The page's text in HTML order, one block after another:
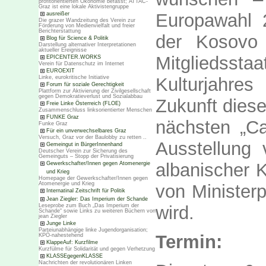
profitorientierten Ökonomie befasst; ATTAC-
Graz ist eine lokale Aktivistengruppe
ausreißer
Die grazer Wandzeitung des Verein zur
Förderung von Medienvielfalt und freier
Berichterstattung
Blog für Science & Politik
Darstellung alternativer Interpretationen
aktueller Ereignisse
EPICENTER.WORKS
Verein für Datenschutz im Internet
EUROEXIT
Linke, eurokritische Initiative
Forum für soziale Gerechtigkeit
Plattform zur Aktivierung der Zivilgesellschaft
gegen Demokratieverlust und Sozialabbau
Freie Linke Österreich (FLOE)
Zusammenschluss linksorientierter Menschen
FUNKE Graz
Funke Graz
Für ein unverwechselbares Graz
Versuch, Graz vor der Baulobby zu retten ..
Gemeingut in BürgerInnenhand
Deutscher Verein zur Sicherung des
Gemeinguts – Stopp der Privatisierung
Gewerkschafter/Innen gegen Atomenergie
und Krieg
Homepage der Gewerkschafter/Innen gegen
Atomenergie und Krieg
Internatinal Zeitschrift für Politik
Jean Ziegler: Das Imperium der Schande
Leseprobe zum Buch „Das Imperium der
Schande“ sowie Links zu weiteren Büchern von
jean Ziegler
Junge Linke
Parteiunabhängige linke Jugendorganisation;
KPÖ-nahestehend
KlappeAuf: Kurzfilme
Kurzfülme für Solidarität und gegen Verhetzung
KLASSEgegenKLASSE
Nachrichten der revolutionären Linken
Europawahl
der
Zukunft
nächsten
Ausstellung
albanischer
von
wird.
Termin: